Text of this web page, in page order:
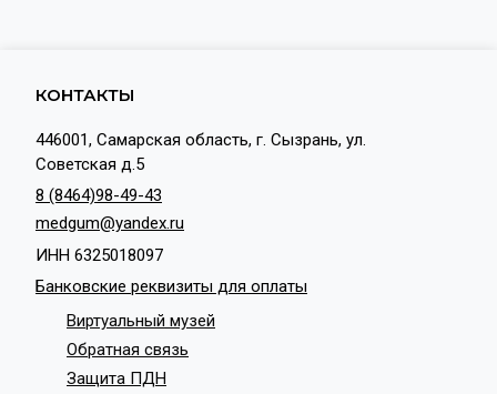
КОНТАКТЫ
446001, Самарская область, г. Сызрань, ул.
Советская д.5
8 (8464)98-49-43
medgum@yandex.ru
ИНН 6325018097
Банковские реквизиты для оплаты
Виртуальный музей
Обратная связь
Защита ПДН